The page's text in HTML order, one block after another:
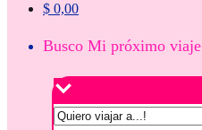
$ 0,00
Busco Mi próximo viaje